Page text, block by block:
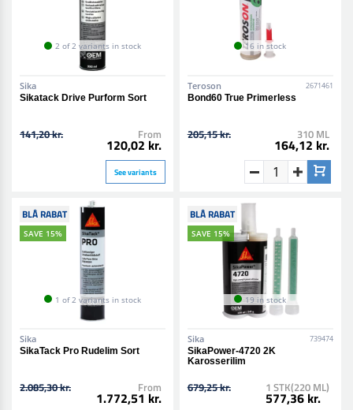
2 of 2 variants in stock
Sika
Sikatack Drive Purform Sort
141,20 kr. From
120,02 kr.
See variants
16 in stock
Teroson 2671461
Bond60 True Primerless
205,15 kr. 310 ML
164,12 kr.
BLÅ RABAT
SAVE 15%
1 of 2 variants in stock
Sika
SikaTack Pro Rudelim Sort
2.085,30 kr. From
1.772,51 kr.
BLÅ RABAT
SAVE 15%
19 in stock
Sika 739474
SikaPower-4720 2K
Karosserilim
679,25 kr. 1 STK(220 ML)
577,36 kr.